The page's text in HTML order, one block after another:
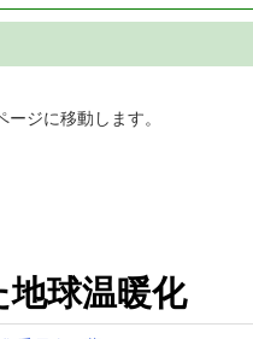
ジに移動します。
地球温暖化